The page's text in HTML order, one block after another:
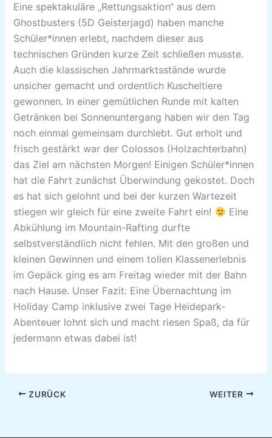
Eine spektakuläre „Rettungsaktion“ aus dem
Ghostbusters (5D Geisterjagd) haben manche
Schüler*innen erlebt, nachdem dieser aus
technischen Gründen kurze Zeit schließen musste.
Auch die klassischen Jahrmarktsstände wurde
unsicher gemacht und ordentlich Kuscheltiere
gewonnen. In einer gemütlichen Runde mit kalten
Getränken bei Sonnenuntergang haben wir den Tag
noch einmal gemeinsam durchlebt. Gut erholt und
frisch gestärkt war der Colossos (Holzachterbahn)
das Ziel am nächsten Morgen! Einigen Schüler*innen
hat die Fahrt zunächst Überwindung gekostet. Doch
es hat sich gelohnt und bei der kurzen Wartezeit
stiegen wir gleich für eine zweite Fahrt ein!
Eine
Abkühlung im Mountain-Rafting durfte
selbstverständlich nicht fehlen. Mit den großen und
kleinen Gewinnen und einem tollen Klassenerlebnis
im Gepäck ging es am Freitag wieder mit der Bahn
nach Hause. Unser Fazit: Eine Übernachtung im
Holiday Camp inklusive zwei Tage Heidepark-
Abenteuer lohnt sich und macht riesen Spaß, da für
jedermann etwas dabei ist!
ZURÜCK WEITER